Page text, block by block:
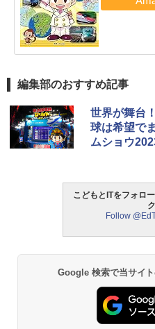
編集部のおすすめ記事
世界が舞台
球は希望で
ムショウ
こどもとITをフォロ
Follow
Google 検索で当サイ